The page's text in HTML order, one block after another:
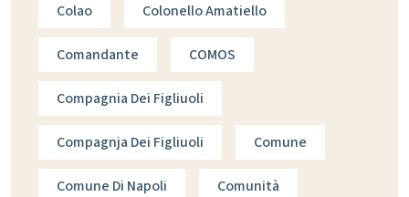
Colao Colonello Amatiello
Comandante COMOS
Compagnia Dei Figliuoli
Compagnja Dei Figliuoli Comune
Comune Di Napoli Comunità